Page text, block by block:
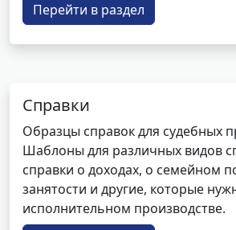
Перейти в раздел
Справки
Образцы справок для судебных
Шаблоны для различных видов
справки о доходах, о семейном
занятости и другие, которые
исполнительном производстве.